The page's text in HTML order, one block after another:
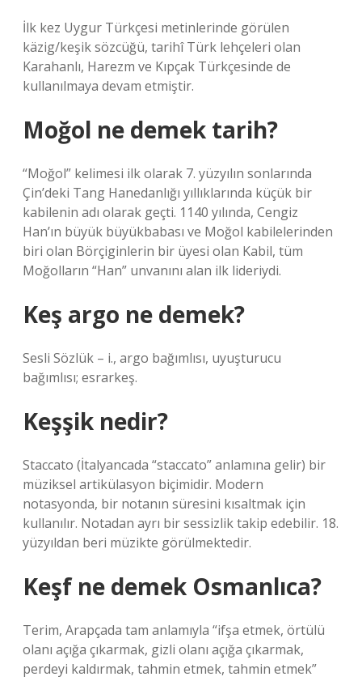
İlk kez Uygur Türkçesi metinlerinde görülen
käzig/keşik sözcüğü, tarihî Türk lehçeleri olan
Karahanlı, Harezm ve Kıpçak Türkçesinde de
kullanılmaya devam etmiştir.
Moğol ne demek tarih?
“Moğol” kelimesi ilk olarak 7. yüzyılın sonlarında
Çin’deki Tang Hanedanlığı yıllıklarında küçük bir
kabilenin adı olarak geçti. 1140 yılında, Cengiz
Han’ın büyük büyükbabası ve Moğol kabilelerinden
biri olan Börçiginlerin bir üyesi olan Kabil, tüm
Moğolların “Han” unvanını alan ilk lideriydi.
Keş argo ne demek?
Sesli Sözlük – i., argo bağımlısı, uyuşturucu
bağımlısı; esrarkeş.
Keşşik nedir?
Staccato (İtalyancada “staccato” anlamına gelir) bir
müziksel artikülasyon biçimidir. Modern
notasyonda, bir notanın süresini kısaltmak için
kullanılır. Notadan ayrı bir sessizlik takip edebilir. 18.
yüzyıldan beri müzikte görülmektedir.
Keşf ne demek Osmanlıca?
Terim, Arapçada tam anlamıyla “ifşa etmek, örtülü
olanı açığa çıkarmak, gizli olanı açığa çıkarmak,
perdeyi kaldırmak, tahmin etmek, tahmin etmek”